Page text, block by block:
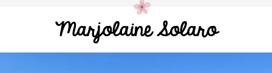
Marjolaine Solaro